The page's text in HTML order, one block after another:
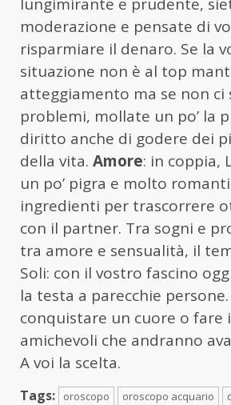
moderazione e pensate di
risparmiare il denaro. Se la
situazione non è al top
atteggiamento ma se non ci
problemi, mollate un po’ la
diritto anche di godere dei
della vita. Amore: in coppia,
un po’ pigra e molto
ingredienti per trascorrere
con il partner. Tra sogni e
tra amore e sensualità, il
Soli: con il vostro fascino
la testa a parecchie
conquistare un cuore o fare
amichevoli che andranno
A voi la scelta.
Tags: oroscopo oroscopo acquario